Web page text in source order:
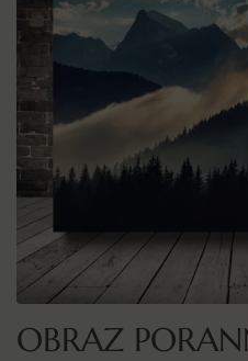
OBRAZ